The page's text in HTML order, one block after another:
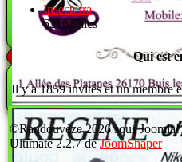
Insecterra
6216 Clics
Qui est
Il y a 1859 invités et un membre
©Randouvèze 2026 sous
Ultimate 2.2.7 deJoomShaper